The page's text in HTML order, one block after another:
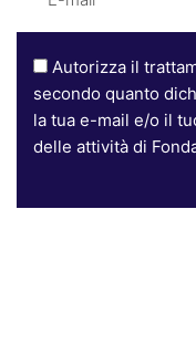
Autorizza il
secondo quanto
la tua e-mail e/o il
delle attività di